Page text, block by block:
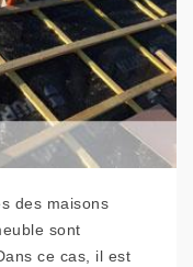
des maisons
sont
ce cas, il est